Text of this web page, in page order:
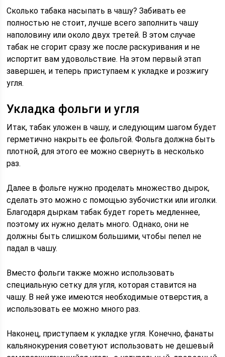
Сколько табака насыпать в чашу? Забивать ее
полностью не стоит, лучше всего заполнить чашу
наполовину или около двух третей. В этом случае
табак не сгорит сразу же после раскуривания и не
испортит вам удовольствие. На этом первый этап
завершен, и теперь приступаем к укладке и розжигу
угля.
Укладка фольги и угля
Итак, табак уложен в чашу, и следующим шагом будет
герметично накрыть ее фольгой. Фольга должна быть
плотной, для этого ее можно свернуть в несколько
раз.
Далее в фольге нужно проделать множество дырок,
сделать это можно с помощью зубочистки или иголки.
Благодаря дыркам табак будет гореть медленнее,
поэтому их нужно делать много. Однако, они не
должны быть слишком большими, чтобы пепел не
падал в чашу.
Вместо фольги также можно использовать
специальную сетку для угля, которая ставится на
чашу. В ней уже имеются необходимые отверстия, а
использовать ее можно много раз.
Наконец, приступаем к укладке угля. Конечно, фанаты
кальянокурения советуют использовать не дешевый